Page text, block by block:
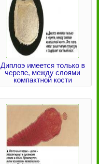
Диплоэ имеется только в
черепе, между слоями
компактной кости